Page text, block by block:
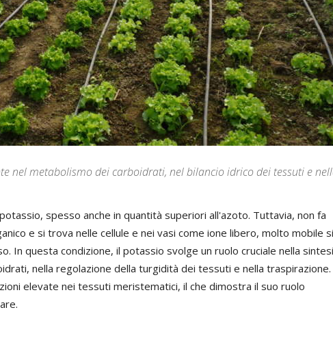
nel metabolismo dei carboidrati, nel bilancio idrico dei tessuti e
spesso anche in quantità superiori all'azoto. Tuttavia, non fa
e si trova nelle cellule e nei vasi come ione libero, molto mobile
In questa condizione, il potassio svolge un ruolo cruciale nella
nella regolazione della turgidità dei tessuti e nella traspirazione.
elevate nei tessuti meristematici, il che dimostra il suo ruolo